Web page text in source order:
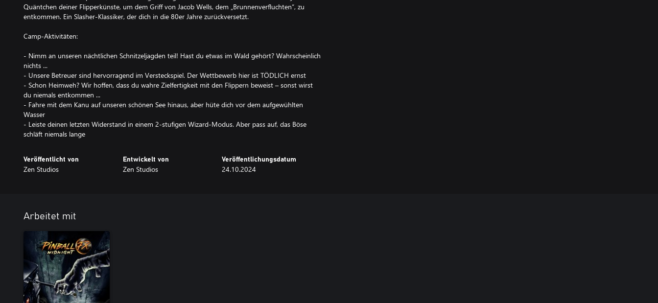
Quäntchen deiner Flipperkünste, um dem Griff von Jacob Wells, dem „Brunnenverfluchten“, zu
entkommen. Ein Slasher-Klassiker, der dich in die 80er Jahre zurückversetzt.
Camp-Aktivitäten:
- Nimm an unseren nächtlichen Schnitzeljagden teil! Hast du etwas im Wald gehört? Wahrscheinlich
nichts ...
- Unsere Betreuer sind hervorragend im Versteckspiel. Der Wettbewerb hier ist TÖDLICH ernst
- Schon Heimweh? Wir hoffen, dass du wahre Zielfertigkeit mit den Flippern beweist – sonst wirst
du niemals entkommen ...
- Fahre mit dem Kanu auf unseren schönen See hinaus, aber hüte dich vor dem aufgewühlten
Wasser
- Leiste deinen letzten Widerstand in einem 2-stufigen Wizard-Modus. Aber pass auf, das Böse
schläft niemals lange
Veröffentlicht von
Zen Studios
Entwickelt von
Zen Studios
Veröffentlichungsdatum
24.10.2024
Arbeitet mit